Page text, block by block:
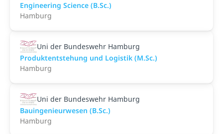
Engineering Science (B.Sc.)
Hamburg
Uni der Bundeswehr Hamburg
Produktentstehung und Logistik (M.Sc.)
Hamburg
Uni der Bundeswehr Hamburg
Bauingenieurwesen (B.Sc.)
Hamburg